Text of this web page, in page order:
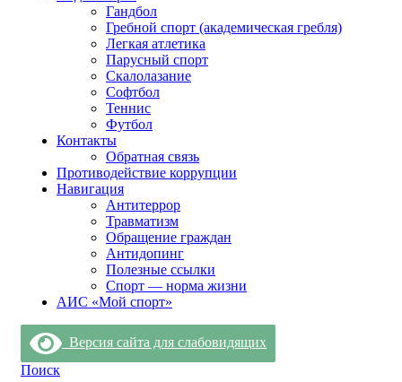
Гандбол
Гребной спорт (академическая гребля)
Легкая атлетика
Парусный спорт
Скалолазание
Софтбол
Теннис
Футбол
Контакты
Обратная связь
Противодействие коррупции
Навигация
Антитеррор
Травматизм
Обращение граждан
Антидопинг
Полезные ссылки
Спорт — норма жизни
АИС «Мой спорт»
Версия сайта для слабовидящих
Поиск